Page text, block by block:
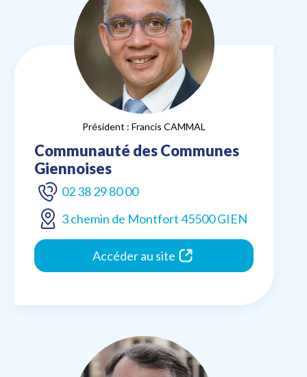
Président : Francis CAMMAL
Communauté des Communes
Giennoises
02 38 29 80 00
3 chemin de Montfort 45500 GIEN
Accéder au site